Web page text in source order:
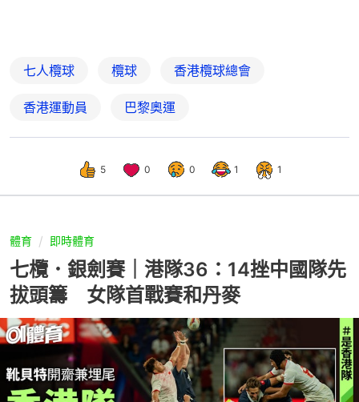
七人欖球 欖球 香港欖球總會
香港運動員 巴黎奧運
5 0 0 1 1
體育 即時體育
七欖．銀劍賽｜港隊36：14挫中國隊先
拔頭籌 女隊首戰賽和丹麥